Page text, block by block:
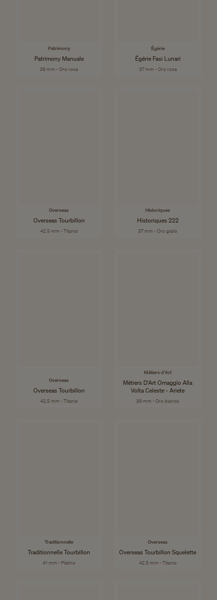
Patrimony
Patrimony Manuale
39 mm - Oro rosa
Égérie
Égérie Fasi Lunari
37 mm - Oro rosa
Overseas
Overseas Tourbillon
42.5 mm - Titanio
Historiques
Historiques 222
37 mm - Oro giallo
Overseas
Overseas Tourbillon
42.5 mm - Titanio
Métiers d'Art
Métiers D'Art Omaggio Alla
Volta Celeste - Ariete
39 mm - Oro bianco
Traditionnelle
Traditionnelle Tourbillon
41 mm - Platino
Overseas
Overseas Tourbillon Squelette
42.5 mm - Titanio